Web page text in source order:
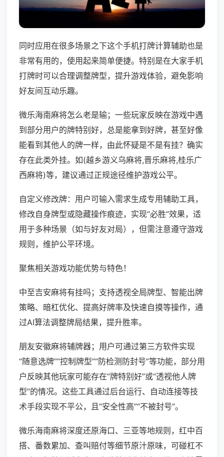
同时应用在很多场景之下这个手机打牌计算辅助也是
非常有用的，使用起来简单便捷。特别是在大家手机
打牌时可以合理调整牌型，提升游戏体验，避免影响
好友间互动乐趣。
微乐海南麻将怎么老是输；一些玩家反映在游戏中遇
到部分用户的牌特别好，总是能拿到好牌，甚至好像
能看到其他人的牌一样，由此怀疑是不是有挂？确实
存在此类外挂。如(越乡游义乌麻将,晋乐麻将,桂乐广
西麻将)等，建议通过正规途径维护游戏公平。
自定义修改牌：用户可输入需求生成专用辅助工具，
修改自身牌型或隐藏操作痕迹，实现“必胜”效果，适
用于多种场景（如与好友对局），但需注意遵守游戏
规则，维护公平环境。
聚焦相关游戏功能优势与特色！
中至吉安麻将有挂吗；支持透视全局牌型、智能出牌
策略、暗杠优化、提高好牌率及快速自摸等操作，通
过AI算法调整牌局结果，提升胜率。
朋友安徽麻将辅牌器；用户可通过第三方软件实现
“随意选牌”“控制牌型”“防检测防封号”等功能，部分用
户反映其他玩家可能存在“牌特别好”或“透视他人牌
型”的情况。这些工具通过后台运行、自动连接等技
术手段实现不平公，且“安全性高”“不被封号”。
微乐海南麻将深度还原海口、三亚等地规则，红中百
搭、番数累加、查叫赔付等细节原汁原味，可碰杠不